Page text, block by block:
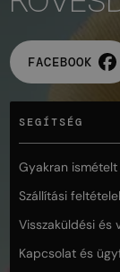
FACEBOOK
SEGÍTSÉG
Gyakran
Szállítási
Visszaküldési és
Kapcsolat és